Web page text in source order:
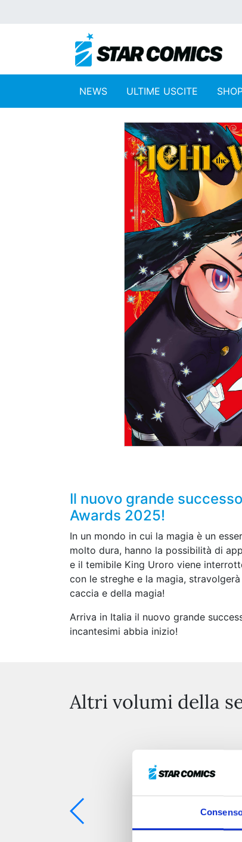
NEWS ULTIME USCITE
Il nuovo grande
Awards 2025!
In un mondo in cui la magia è un
molto dura, hanno la possibilità di
e il temibile King Uroro viene
con le streghe e la magia,
caccia e della magia!
Arriva in Italia il nuovo grande
incantesimi abbia inizio!
Altri volumi della